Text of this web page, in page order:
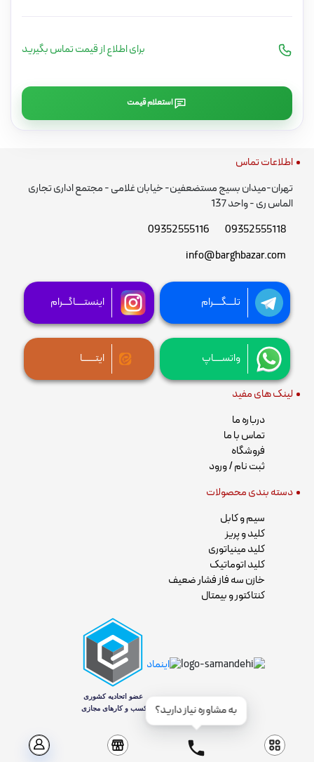
برای اطلاع از قیمت تماس بگیرید
استعلام قیمت
اطلاعات تماس
تهران-میدان بسیج مستضعفین- خیابان غلامی - مجتمع اداری تجاری
الماس ری - واحد 137
09352555118
09352555116
info@barghbazar.com
تلـــگــــرام اینستــــاگـــرام
واتســــاپ ایتــــــا
لینک های مفید
درباره ما
تماس با ما
فروشگاه
ثبت نام / ورود
دسته بندی محصولات
سیم و کابل
کلید و پریز
کلید مینیاتوری
کلید اتوماتیک
خازن سه فاز فشار ضعیف
کنتاکتور و بیمتال
به مشاوره نیاز دارید؟